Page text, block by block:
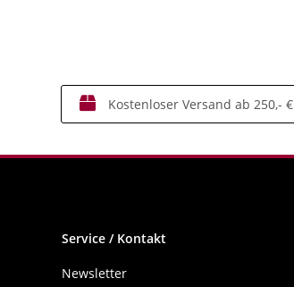
Kostenloser Versand ab 250,- €
Service / Kontakt
Newsletter